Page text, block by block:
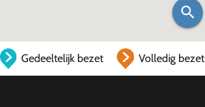
Gedeeltelijk bezet Volledig bezet